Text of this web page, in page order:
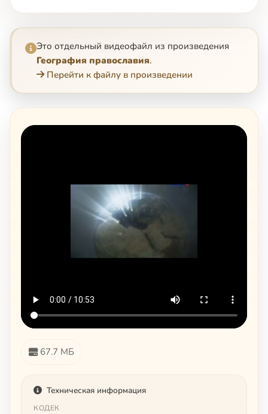
Это отдельный видеофайл из произведения
География православия.
Перейти к файлу в произведении
67.7 МБ
Техническая информация
КОДЕК